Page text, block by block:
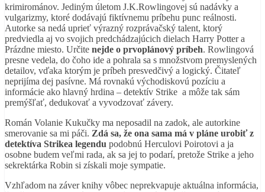
krimirománov. Jediným úletom J.K.Rowlingovej sú nadávky a
vulgarizmy, ktoré dodávajú fiktívnemu príbehu punc reálnosti.
Autorke sa nedá uprieť výrazný rozprávačský talent, ktorý
predviedla aj vo svojich predchádzajúcich dielach Harry Pottera
Prázdne miesto. Určite nejde o prvoplánový príbeh. Rowlingová
presne vedela, do čoho ide a pohrala sa s množstvom premyslených
detailov, vďaka ktorým je príbeh presvedčivý a logický. Čitateľ
neprijíma dej pasívne. Má rovnakú východiskovú pozíciu a
informácie ako hlavný hrdina – detektív Strike a môže tak sám
premýšľať, dedukovať a vyvodzovať závery.
Román Volanie Kukučky ma neposadil na zadok, ale autorkine
smerovanie sa mi páči. Zdá sa, že ona sama má v pláne urobiť z
detektíva Strikea legendu podobnú Herculovi Poirotovi a ja
osobne budem veľmi rada, ak sa jej to podarí, pretože Strike a jeho
sekrektárka Robin si získali moje sympatie.
Vzhľadom na záver knihy vôbec neprekvapuje aktuálna informácia,